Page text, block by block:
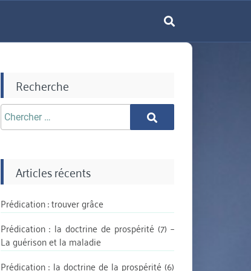
Recherche
Chercher
aprè:
Chercher
Articles récents
Prédication : trouver grâce
Prédication : la doctrine de prospérité (7) –
La guérison et la maladie
Prédication : la doctrine de la prospérité (6)